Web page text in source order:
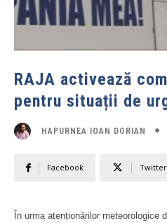
RAJA activează
pentru situații de
HAPURNEA IOAN DORIAN
Facebook Twitter
În urma atenționărilor meteorologice